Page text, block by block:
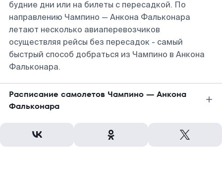
будние дни или на билеты с пересадкой. По
направлению Чампино — Анкона Фальконара
летают несколько авиаперевозчиков
осуществляя рейсы без пересадок - самый
быстрый способ добраться из Чампино в Анкона
Фальконара.
Расписание самолетов Чампино — Анкона
Фальконара